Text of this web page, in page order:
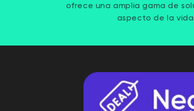
ofrece una amplia gama de
aspecto de la